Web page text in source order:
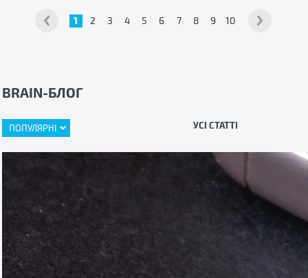
1 2 3 4 5 6 7 8 9 10
BRAIN-БЛОГ
ПОПУЛЯРНІ УСІ СТАТТІ